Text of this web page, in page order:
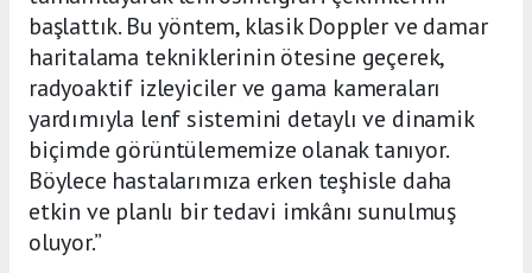
başlattık. Bu yöntem, klasik Doppler ve damar
haritalama tekniklerinin ötesine geçerek,
radyoaktif izleyiciler ve gama kameraları
yardımıyla lenf sistemini detaylı ve dinamik
biçimde görüntülememize olanak tanıyor.
Böylece hastalarımıza erken teşhisle daha
etkin ve planlı bir tedavi imkânı sunulmuş
oluyor.”